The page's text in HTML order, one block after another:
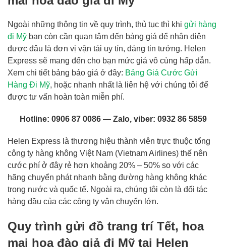
Ngoài những thông tin về quy trình, thủ tục thì khi gửi hàng
đi Mỹ bạn còn cần quan tâm đến bảng giá để nhận diện
được đâu là đơn vị vận tải uy tín, đáng tin tưởng. Helen
Express sẽ mang đến cho bạn mức giá vô cùng hấp dẫn.
Xem chi tiết bảng báo giá ở đây: Bảng Giá Cước Gửi
Hàng Đi Mỹ, hoặc nhanh nhất là liên hệ với chúng tôi để
được tư vấn hoàn toàn miễn phí.
Hotline: 0906 87 0086— Zalo, viber: 0932 86 5859
Helen Express là thương hiệu thành viên trực thuộc tổng
công ty hàng không Việt Nam (Vietnam Airlines) thế nên
cước phí ở đây rẻ hơn khoảng 20% – 50% so với các
hãng chuyển phát nhanh bằng đường hàng không khác
trong nước và quốc tế. Ngoài ra, chúng tôi còn là đối tác
hàng đầu của các công ty vận chuyển lớn.
Quy trình gửi đồ trang trí Tết, hoa
mai hoa đào giả đi Mỹ tại Helen